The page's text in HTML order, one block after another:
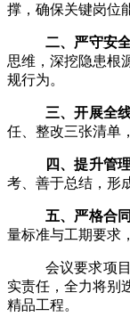
撑，确保关键岗位
二、严守安
思维，深挖隐患根
规行为。
三、开展全
任、整改三张清单
四、提升管
考、善于总结，形
五、严格合
量标准与工期要求
会议要求项
实责任，全力将别
精品工程。